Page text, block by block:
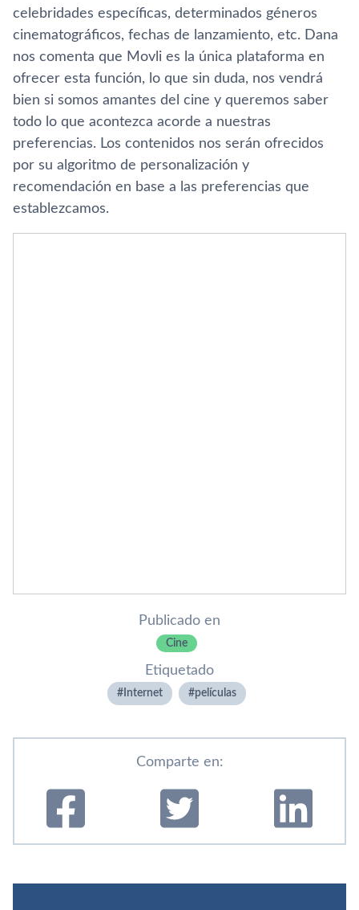
celebridades especí­ficas, determinados géneros
cinematográficos, fechas de lanzamiento, etc. Dana
nos comenta que Movli es la única plataforma en
ofrecer esta función, lo que sin duda, nos vendrá
bien si somos amantes del cine y queremos saber
todo lo que acontezca acorde a nuestras
preferencias. Los contenidos nos serán ofrecidos
por su algoritmo de personalización y
recomendación en base a las preferencias que
establezcamos.
Publicado en
Cine
Etiquetado
Internet pelí­culas
Comparte en: